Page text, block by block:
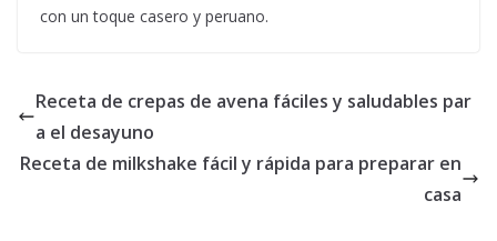
con un toque casero y peruano.
Receta de crepas de avena fáciles y saludables par
a el desayuno
Receta de milkshake fácil y rápida para preparar en
casa